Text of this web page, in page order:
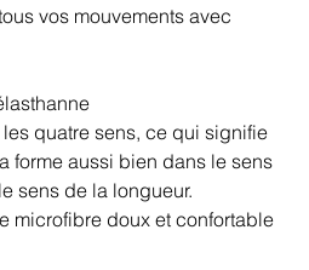
vos mouvements avec
quatre sens, ce qui signifie
forme aussi bien dans le sens
sens de la longueur.
microfibre doux et confortable